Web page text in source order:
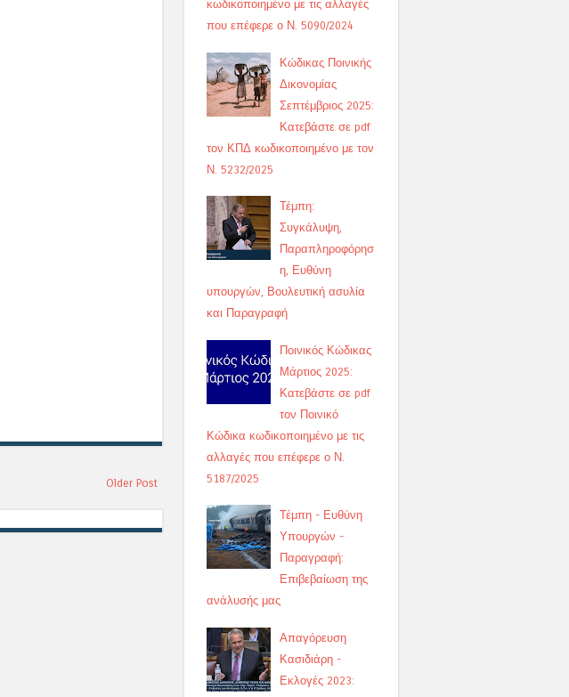
Older Post
κωδικοποιημένο με τις αλλαγές
που επέφερε ο Ν. 5090/2024
Κώδικας Ποινικής
Δικονομίας
Σεπτέμβριος 2025:
Κατεβάστε σε pdf
τον ΚΠΔ κωδικοποιημένο με τον
Ν. 5232/2025
Τέμπη:
Συγκάλυψη,
Παραπληροφόρησ
η, Ευθύνη
υπουργών, Βουλευτική ασυλία
και Παραγραφή
Ποινικός Κώδικας
Μάρτιος 2025:
Κατεβάστε σε pdf
τον Ποινικό
Κώδικα κωδικοποιημένο με τις
αλλαγές που επέφερε ο Ν.
5187/2025
Τέμπη - Ευθύνη
Υπουργών -
Παραγραφή:
Επιβεβαίωση της
ανάλυσής μας
Απαγόρευση
Κασιδιάρη -
Εκλογές 2023: